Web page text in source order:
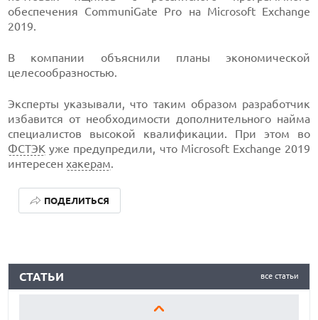
обеспечения CommuniGate Pro на Microsoft Exchange
2019.
В компании объяснили планы экономической
целесообразностью.
Эксперты указывали, что таким образом разработчик
избавится от необходимости дополнительного найма
специалистов высокой квалификации. При этом во
ФСТЭК уже предупредили, что Microsoft Exchange 2019
интересенхакерам.
ПОДЕЛИТЬСЯ
все статьи
СТАТЬИ
КАК ПОДГОТОВИТЬ СМАРТФОН К ОТПУСКУ